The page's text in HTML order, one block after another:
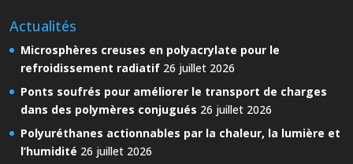
Actualités
Microsphères creuses en polyacrylate pour le
refroidissement radiatif 26 juillet 2026
Ponts soufrés pour améliorer le transport de charges
dans des polymères conjugués 26 juillet 2026
Polyuréthanes actionnables par la chaleur, la lumière et
l’humidité 26 juillet 2026